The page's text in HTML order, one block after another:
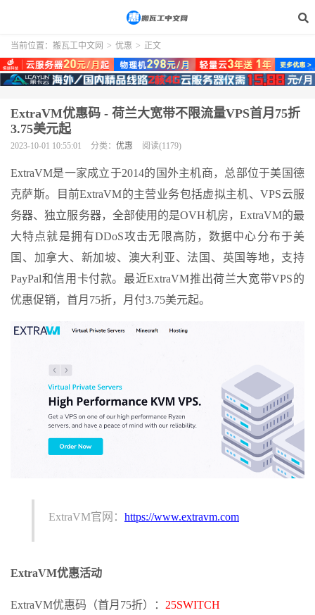
当前位置： 搬瓦工中文网 > 优惠 > 正文
ExtraVM优惠码 - 荷兰大宽带不限流量VPS首月75折
3.75美元起
2023-10-01 10:55:01 分类： 优惠 阅读(1179)
ExtraVM是一家成立于2014的国外主机商，总部位于美国德
克萨斯。目前ExtraVM的主营业务包括虚拟主机、VPS云服
务器、独立服务器，全部使用的是OVH机房，ExtraVM的最
大特点就是拥有DDoS攻击无限高防，数据中心分布于美
国、加拿大、新加坡、澳大利亚、法国、英国等地，支持
PayPal和信用卡付款。最近ExtraVM推出荷兰大宽带VPS的
优惠促销，首月75折，月付3.75美元起。
ExtraVM官网： https://www.extravm.com
ExtraVM优惠活动
ExtraVM优惠码（首月75折）： 25SWITCH